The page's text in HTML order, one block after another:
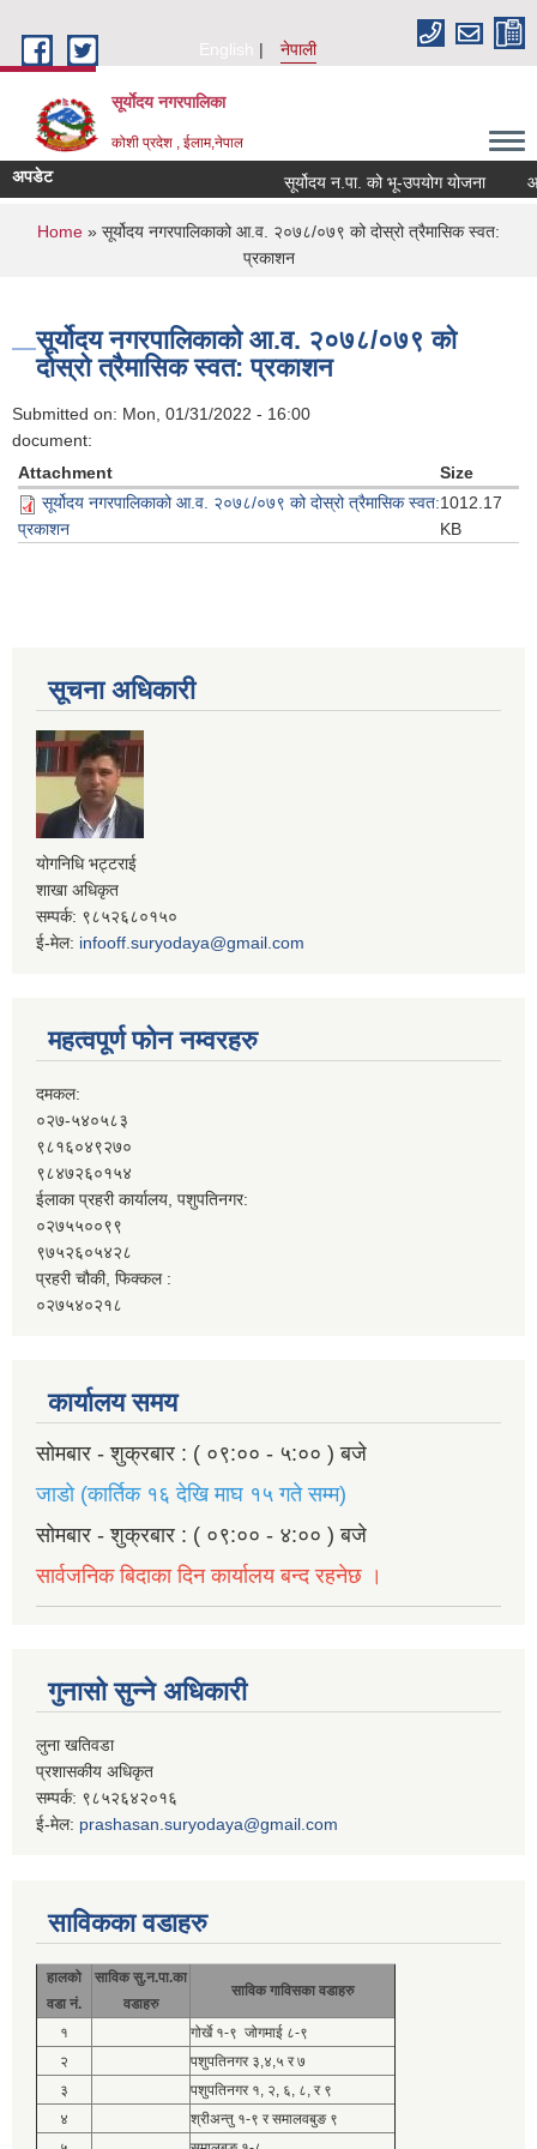
English
नेपाली
सूर्याेदय नगरपालिका
कोशी प्रदेश , ईलाम,नेपाल
अपडेट सूर्योदय न.पा. को भू-उपयोग योजना
You are here
Home » सूर्योदय नगरपालिकाको आ.व. २०७८/०७९ को दोस्रो त्रैमासिक स्वत:
प्रकाशन
सूर्योदय नगरपालिकाको आ.व. २०७८/०७९ को
दोस्रो त्रैमासिक स्वत: प्रकाशन
Submitted on: Mon, 01/31/2022 - 16:00
document:
Attachment
Size
सूर्योदय नगरपालिकाको आ.व. २०७८/०७९ को दोस्रो त्रैमासिक स्वत:
प्रकाशन
1012.17
KB
सूचना अधिकारी
योगनिधि भट्टराई
शाखा अधिकृत
सम्पर्क: ९८५२६८०१५०
ई-मेल: infooff.suryodaya@gmail.com
महत्वपूर्ण फोन नम्वरहरु
दमकल:
०२७-५४०५८३
९८१६०४९२७०
९८४७२६०१५४
ईलाका प्रहरी कार्यालय, पशुपतिनगर:
०२७५५००९९
९७५२६०५४२८
प्रहरी चौकी, फिक्कल :
०२७५४०२१८
कार्यालय समय
सोमबार - शुक्रबार : ( ०९:०० - ५:०० ) बजे
जाडो (कार्तिक १६ देखि माघ १५ गते सम्म)
सोमबार - शुक्रबार : ( ०९:०० - ४:०० ) बजे
सार्वजनिक बिदाका दिन कार्यालय बन्द रहनेछ ।
गुनासो सुन्ने अधिकारी
लुना खतिवडा
प्रशासकीय अधिकृत
सम्पर्क: ९८५२६४२०१६
ई-मेल: prashasan.suryodaya@gmail.com
साविकका वडाहरु
हालको
वडा नं.
साविक सु.न.पा.का
वडाहरु
साविक गाविसका वडाहरु
१
गोर्खे १-९ जोगमाई ८-९
२
पशुपतिनगर ३,४,५ र ७
३
पशुपतिनगर १, २, ६, ८, र ९
४
श्रीअन्तु १-९ र समालवबुङ ९